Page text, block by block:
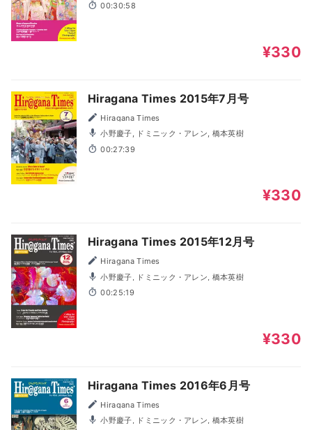
00:30:58
¥330
Hiragana Times 2015年7月号
Hiragana Times
小野慶子, ドミニック・アレン, 橋本英樹
00:27:39
¥330
Hiragana Times 2015年12月号
Hiragana Times
小野慶子, ドミニック・アレン, 橋本英樹
00:25:19
¥330
Hiragana Times 2016年6月号
Hiragana Times
小野慶子, ドミニック・アレン, 橋本英樹